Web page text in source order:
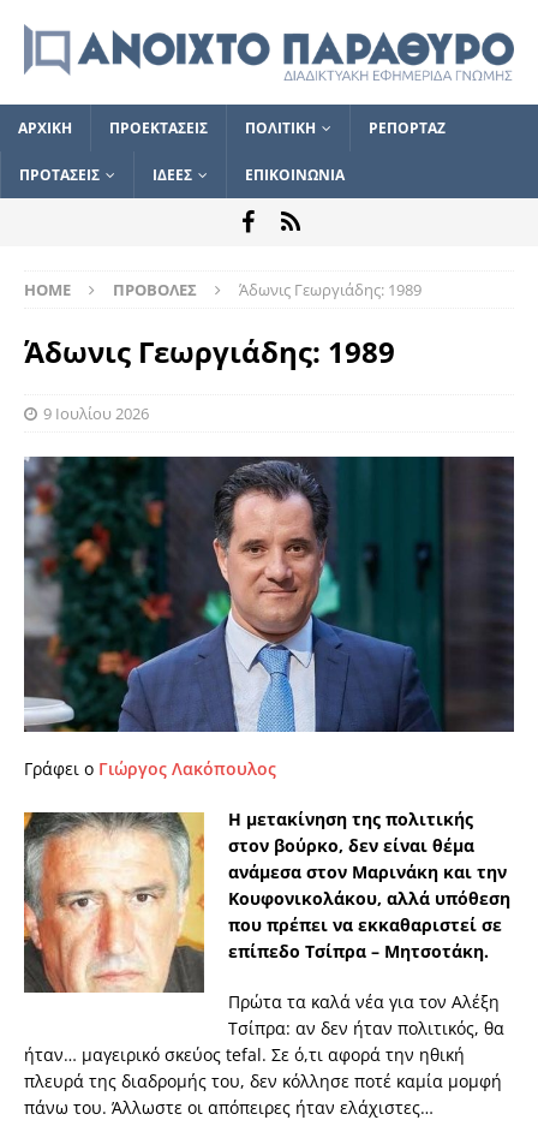
ΑΡΧΙΚΗ ΠΡΟΕΚΤΑΣΕΙΣ ΠΟΛΙΤΙΚΗ ΡΕΠΟΡΤΑΖ
ΠΡΟΤΑΣΕΙΣ ΙΔΕΕΣ ΕΠΙΚΟΙΝΩΝΙΑ
HOME ΠΡΟΒΟΛΕΣ Άδωνις Γεωργιάδης: 1989
Άδωνις Γεωργιάδης: 1989
9 Ιουλίου 2026
Γράφει ο Γιώργος Λακόπουλος
Η μετακίνηση της πολιτικής
στον βούρκο, δεν είναι θέμα
ανάμεσα στον Μαρινάκη και την
Κουφονικολάκου, αλλά υπόθεση
που πρέπει να εκκαθαριστεί σε
επίπεδο Τσίπρα – Μητσοτάκη.
Πρώτα τα καλά νέα για τον Αλέξη
Τσίπρα: αν δεν ήταν πολιτικός, θα
ήταν… μαγειρικό σκεύος tefal. Σε ό,τι αφορά την ηθική
πλευρά της διαδρομής του, δεν κόλλησε ποτέ καμία μομφή
πάνω του. Άλλωστε οι απόπειρες ήταν ελάχιστες…